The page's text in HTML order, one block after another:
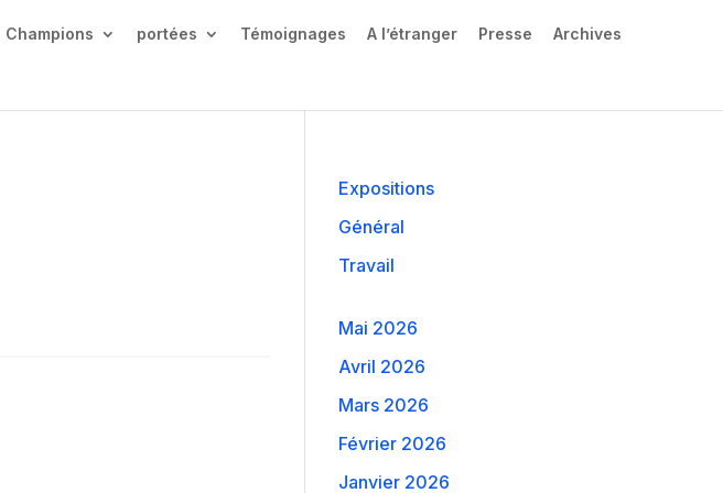
Champions portées Témoignages A l’étranger Presse Archives
Expositions
Général
Travail
Mai 2026
Avril 2026
Mars 2026
Février 2026
Janvier 2026